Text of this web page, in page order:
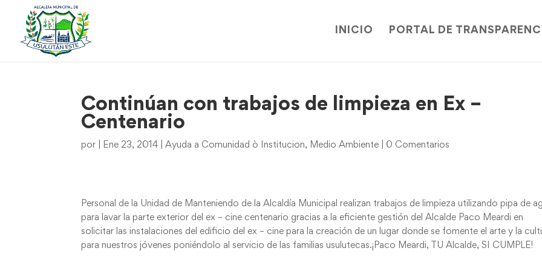
INICIO PORTAL DE
Continúan con trabajos de limpieza en Ex –
Centenario
por Ene 23, 2014 |Ayuda a Comunidad ò Institucion, Medio Ambiente 0 Comentarios
Personal de la Unidad de Manteniendo de la Alcaldía Municipal realizan trabajos de limpieza utilizando pipa de
para lavar la parte exterior del ex – cine centenario gracias a la eficiente gestión del Alcalde Paco Meardi en
solicitar las instalaciones del edificio del ex – cine para la creación de un lugar donde se fomente el arte y la
para nuestros jóvenes poniéndolo al servicio de las familias usulutecas.¡Paco Meardi, TU Alcalde, SI CUMPLE!